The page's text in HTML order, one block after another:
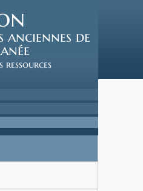
anciennes de
ressources